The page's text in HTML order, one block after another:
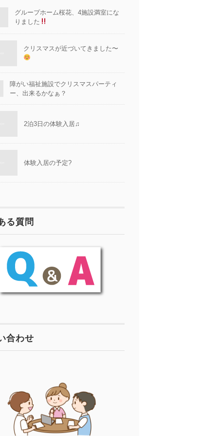
グループホーム桜花、4施設満室にな
りました
クリスマスが近づいてきました〜
障がい福祉施設でクリスマスパーティ
ー、出来るかなぁ？
2泊3日の体験入居♫
体験入居の予定?
る質問
合わせ